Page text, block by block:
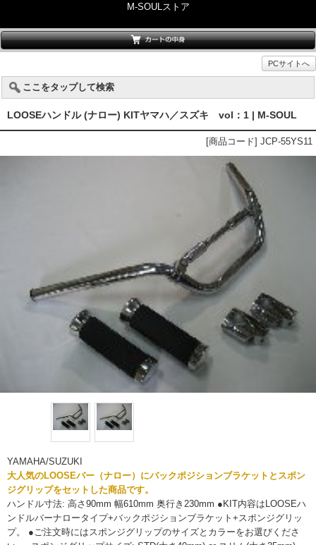
M-SOULストア
PCサイトへ
ここをタップして検索
LOOSEハンドル (ナロー) KITヤマハ／スズキ vol：1 | M-SOUL
[商品コード] JCP-55YS11
YAMAHA/SUZUKI
大人気のLOOSEバー（ナロー）にバックポジションブラケットとスポン
ジグリップをセットした商品です。
ハンドル寸法: 高さ90mm 幅610mm 奥行き230mm ●KIT内容はLOOSEハ
ンドルバーナロータイプ+バックポジションブラケット+スポンジグリッ
プ。 ●ご注文時にはスポンジグリップのサイズとカラーをお選びくださ